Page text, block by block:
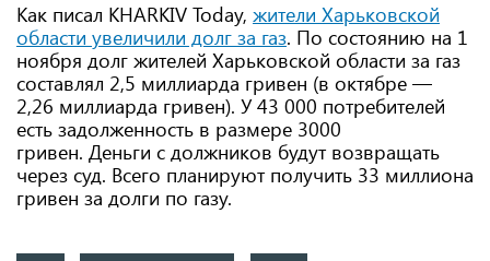
Как писал KHARKIV Today, жители Харьковской
области увеличили долг за газ. По состоянию на 1
ноября долг жителей Харьковской области за газ
составлял 2,5 миллиарда гривен (в октябре —
2,26 миллиарда гривен). У 43 000 потребителей
есть задолженность в размере 3000
гривен. Деньги с должников будут возвращать
через суд. Всего планируют получить 33 миллиона
гривен за долги по газу.